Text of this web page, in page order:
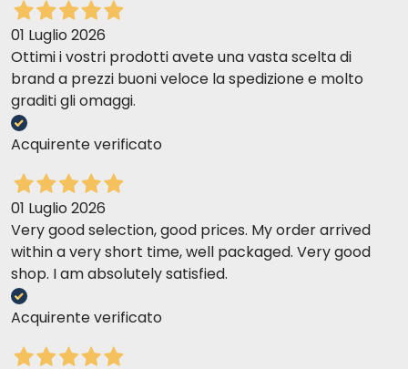
01 Luglio 2026
Ottimi i vostri prodotti avete una vasta scelta di
brand a prezzi buoni veloce la spedizione e molto
graditi gli omaggi.
Acquirente verificato
01 Luglio 2026
Very good selection, good prices. My order arrived
within a very short time, well packaged. Very good
shop. I am absolutely satisfied.
Acquirente verificato